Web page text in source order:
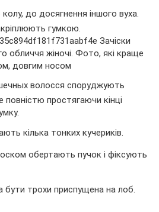
до досягнення іншого вуха.
гумкою.
волосся споруджують
повністю простягаючи кінці
кілька тонких кучериків.
обертають пучок і фіксують
бути трохи приспущена на лоб.